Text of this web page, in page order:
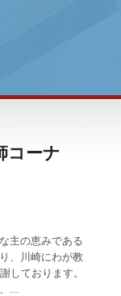
コーナ
主の恵みである
、川崎にわが教
しております。
...